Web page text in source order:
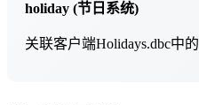
holiday (节日系统)
关联客户端Holidays.dbc中